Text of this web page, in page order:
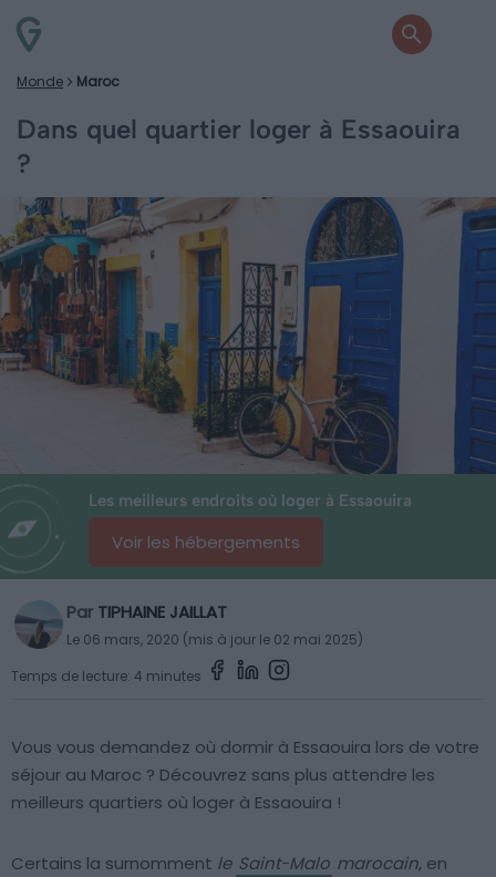
Monde Maroc
Dans quel quartier loger à Essaouira
?
Les meilleurs endroits où loger à Essaouira
Voir les hébergements
Par TIPHAINE JAILLAT
Le 06 mars, 2020 (mis à jour le 02 mai 2025)
Temps de lecture: 4 minutes
Vous vous demandez où dormir à Essaouira lors de votre
séjour au Maroc ? Découvrez sans plus attendre les
meilleurs quartiers où loger à Essaouira !
Certains la surnomment le Saint-Malo marocain, en